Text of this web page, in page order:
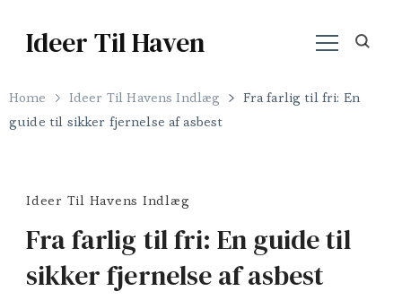
Ideer Til Haven
Home Ideer Til Havens Indlæg
Fra farlig til fri: En
guide til sikker fjernelse af asbest
Ideer Til Havens Indlæg
Fra farlig til fri: En guide til
sikker fjernelse af asbest